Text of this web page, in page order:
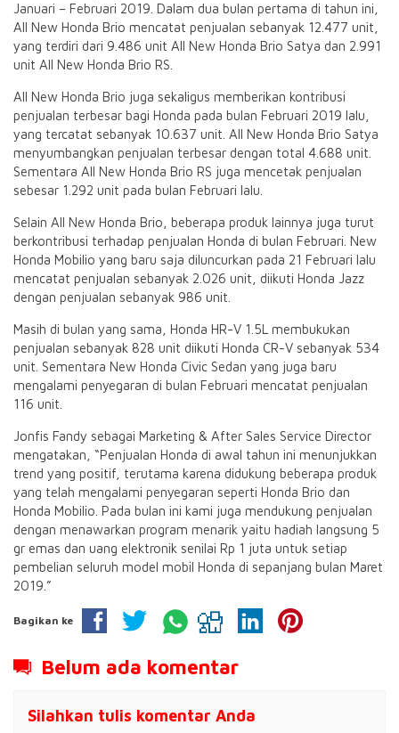
Januari – Februari 2019. Dalam dua bulan pertama di tahun ini,
All New Honda Brio mencatat penjualan sebanyak 12.477 unit,
yang terdiri dari 9.486 unit All New Honda Brio Satya dan 2.991
unit All New Honda Brio RS.
All New Honda Brio juga sekaligus memberikan kontribusi
penjualan terbesar bagi Honda pada bulan Februari 2019 lalu,
yang tercatat sebanyak 10.637 unit. All New Honda Brio Satya
menyumbangkan penjualan terbesar dengan total 4.688 unit.
Sementara All New Honda Brio RS juga mencetak penjualan
sebesar 1.292 unit pada bulan Februari lalu.
Selain All New Honda Brio, beberapa produk lainnya juga turut
berkontribusi terhadap penjualan Honda di bulan Februari. New
Honda Mobilio yang baru saja diluncurkan pada 21 Februari lalu
mencatat penjualan sebanyak 2.026 unit, diikuti Honda Jazz
dengan penjualan sebanyak 986 unit.
Masih di bulan yang sama, Honda HR-V 1.5L membukukan
penjualan sebanyak 828 unit diikuti Honda CR-V sebanyak 534
unit. Sementara New Honda Civic Sedan yang juga baru
mengalami penyegaran di bulan Februari mencatat penjualan
116 unit.
Jonfis Fandy sebagai Marketing & After Sales Service Director
mengatakan, “Penjualan Honda di awal tahun ini menunjukkan
trend yang positif, terutama karena didukung beberapa produk
yang telah mengalami penyegaran seperti Honda Brio dan
Honda Mobilio. Pada bulan ini kami juga mendukung penjualan
dengan menawarkan program menarik yaitu hadiah langsung 5
gr emas dan uang elektronik senilai Rp 1 juta untuk setiap
pembelian seluruh model mobil Honda di sepanjang bulan Maret
2019.”
Bagikan ke
Belum ada komentar
Silahkan tulis komentar Anda